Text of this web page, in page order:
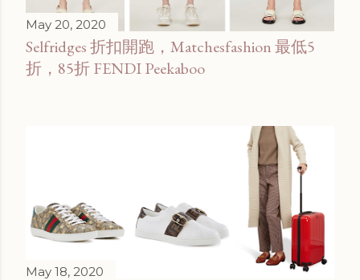
May 20, 2020
Selfridges 折扣開跑，Matchesfashion 最低5
折，85折 FENDI Peekaboo
May 18, 2020